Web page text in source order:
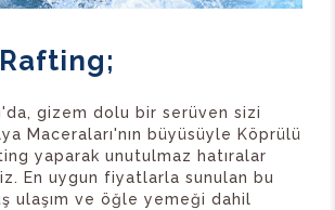
gizem dolu bir serüven sizi
Maceraları'nın büyüsüyle Köprülü
yaparak unutulmaz hatıralar
En uygun fiyatlarla sunulan bu
ulaşım ve öğle yemeği dahil